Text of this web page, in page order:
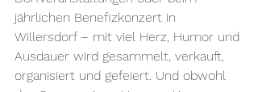
jährlichen Benefizkonzert in
Willersdorf – mit viel Herz, Humor und
Ausdauer wird gesammelt, verkauft,
organisiert und gefeiert. Und obwohl